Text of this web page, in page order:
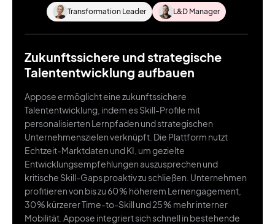
Transformation Leader L&D Manager
Zukunftssichere und strategische
Talententwicklung aufbauen
Appose ermöglicht eine zukunftssichere
Talententwicklung, indem es Skill-Profile mit
personalisierten Lernpfaden und strategischen
Unternehmenszielen verknüpft. Die Plattform nutzt
Echtzeit-Marktdaten und KI, um gezielte
Entwicklungsempfehlungen auszusprechen und
kritische Skill-Gaps proaktiv zu schließen. Unternehmen
profitieren von bis zu 60 % höherem Lernengagement,
30 % kürzerer Time-to-Skill und 25 % mehr interner
Mobilität. Appose integriert sich schnell in bestehende